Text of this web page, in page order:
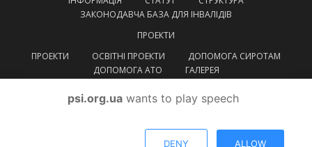
ЗАКОНОДАВЧА БАЗА ДЛЯ ІНВАЛІДІВ
ПРОЕКТИ
ПРОЕКТИ
ОСВІТНІ ПРОЕКТИ
ДОПОМОГА СИРОТАМ
ДОПОМОГА АТО
ГАЛЕРЕЯ
psi.org.ua wants to play speech
DENY ALLOW